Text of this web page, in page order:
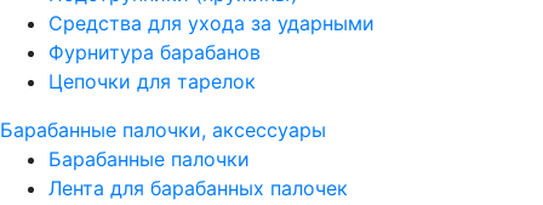
Средства для ухода за ударными
Фурнитура барабанов
Цепочки для тарелок
Барабанные палочки, аксессуары
Барабанные палочки
Лента для барабанных палочек